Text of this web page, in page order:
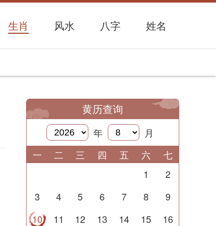
生肖 风水 八字 姓名
黄历查询
年
月
一
二 三 四 五 六
七
1
2
3
4 5 6 7 8
9
10
11 12 13 14 15
16